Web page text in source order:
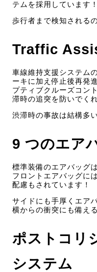
テムを採用しています！
歩行者まで検知される
Traffic
車線維持支援システム
ーキに加え停止後再発
プティブクルーズコン
滞時の追突を防いでく
渋滞時の事故は結構多
9 つのエア
標準装備のエアバッグ
フロントエアバッグに
配慮もされています！
サイドにも手厚くエア
横からの衝突にも備え
ポストコリ
システム